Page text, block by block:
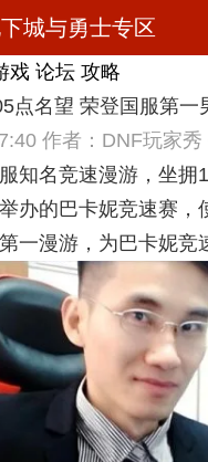
城与勇士专区
戏 论坛 攻略
点名望 荣登国服第一
作者：DNF玩家秀
知名竞速漫游，坐拥
办的巴卡妮竞速赛，
一漫游，为巴卡妮竞